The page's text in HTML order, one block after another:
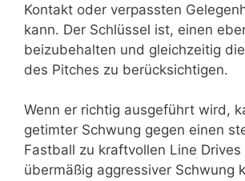
Kontakt oder verpassten
kann. Der Schlüssel ist, einen
beizubehalten und gleichzeitig
des Pitches zu berücksichtigen.
Wenn er richtig ausgeführt wird,
getimter Schwung gegen einen
Fastball zu kraftvollen Line Drives
übermäßig aggressiver Schwung